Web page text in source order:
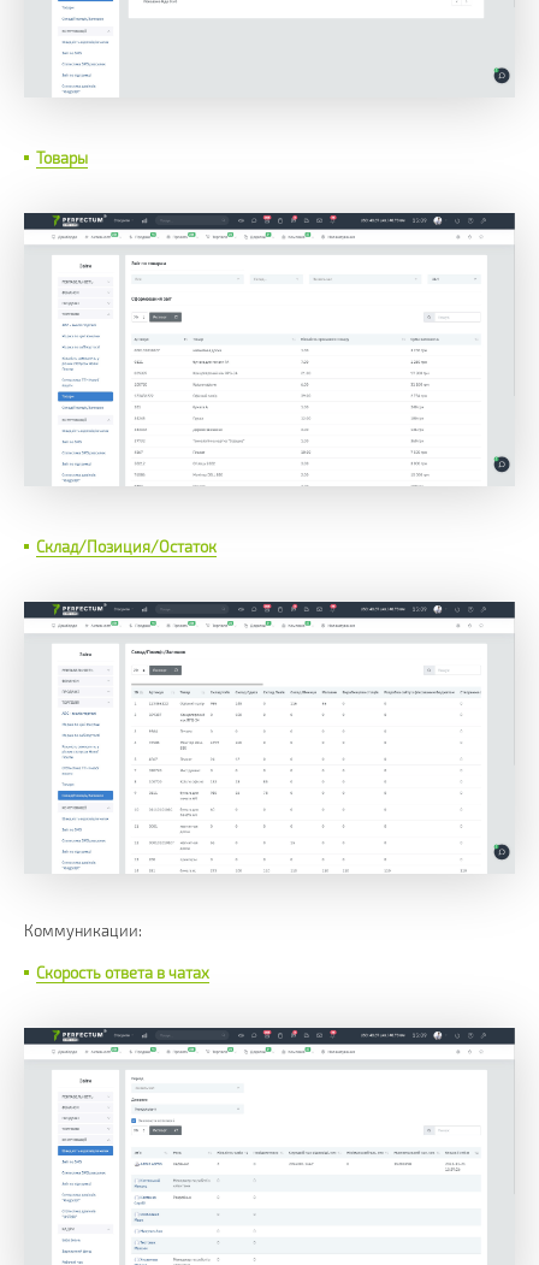
Товары
Склад/Позиция/Остаток
Коммуникации:
Скорость ответа в чатах